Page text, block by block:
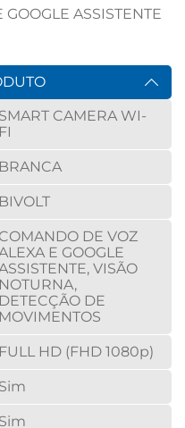
ASSISTENTE
SMART CAMERA WI-
FI
BRANCA
BIVOLT
COMANDO DE VOZ
E GOOGLE
VISÃO
NOTURNA,
DETECÇÃO DE
MOVIMENTOS
FULL HD (FHD 1080p)
Sim
Sim